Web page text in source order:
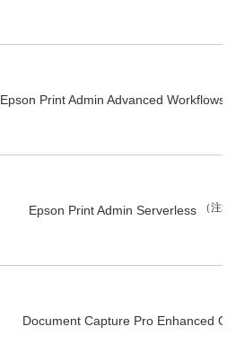
Epson Print Admin Advanced Workflows
Epson Print Admin Serverless （注5
Document Capture Pro Enhanced